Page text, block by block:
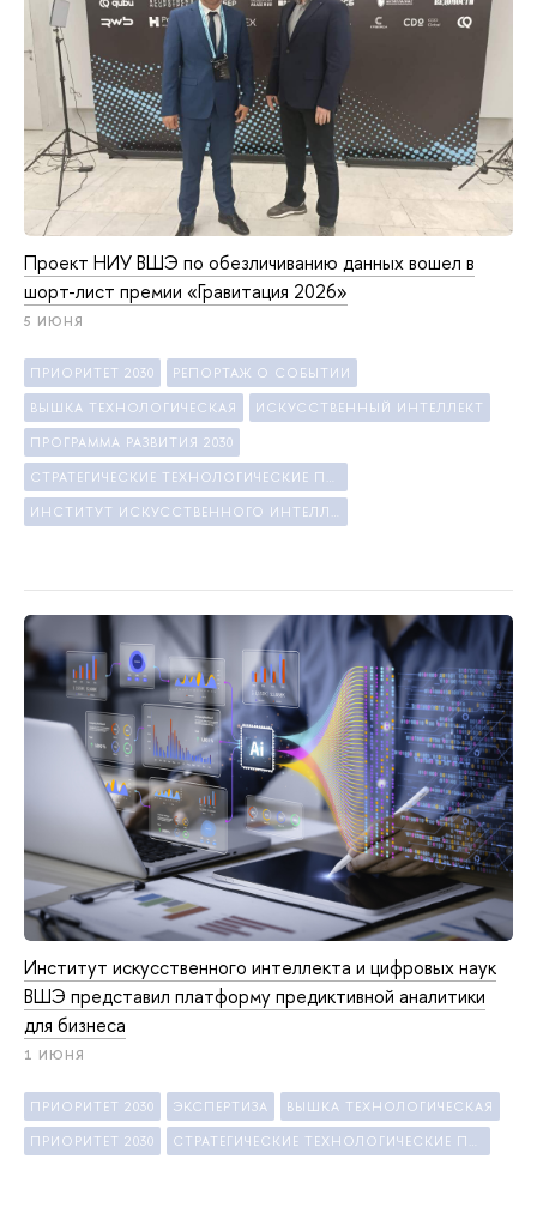
Проект НИУ ВШЭ по обезличиванию данных вошел в
шорт-лист премии «Гравитация 2026»
5 ИЮНЯ
ПРИОРИТЕТ 2030 РЕПОРТАЖ О СОБЫТИИ
ВЫШКА ТЕХНОЛОГИЧЕСКАЯ ИСКУССТВЕННЫЙ ИНТЕЛЛЕКТ
ПРОГРАММА РАЗВИТИЯ 2030
Институт искусственного интеллекта и цифровых наук
ВШЭ представил платформу предиктивной аналитики
для бизнеса
1 ИЮНЯ
ПРИОРИТЕТ 2030 ЭКСПЕРТИЗА ВЫШКА ТЕХНОЛОГИЧЕСКАЯ
ПРИОРИТЕТ 2030